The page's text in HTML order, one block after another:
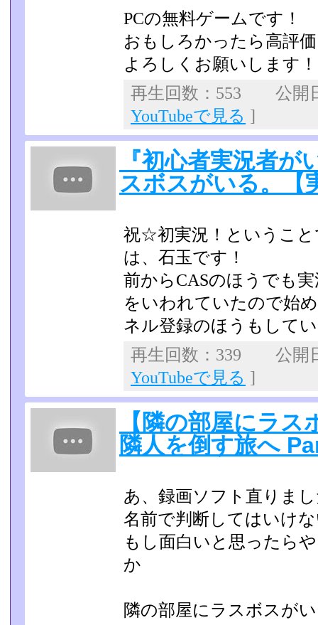
PCの無料ゲームです！
おもしろかったら高評
よろしくお願いします！
再生回数：553 公開
YouTubeで見る ]
『初心者実況者
スボスがいる。【
祝☆初実況！というこ
は、石玉です！
前からCASのほうでも
をいわれていたので始
ネル登録のほうもして
再生回数：339 公開
YouTubeで見る ]
【隣の部屋にラ
隣人を倒す旅へ
あ、録画ソフト直りま
名前で判断してはいけ
もし面白いと思ったら
か
隣の部屋にラスボスが